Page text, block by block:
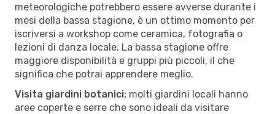
meteorologiche potrebbero essere avverse durante i
mesi della bassa stagione, è un ottimo momento per
iscriversi a workshop come ceramica, fotografia o
lezioni di danza locale. La bassa stagione offre
maggiore disponibilità e gruppi più piccoli, il che
significa che potrai apprendere meglio.
Visita giardini botanici: molti giardini locali hanno
aree coperte e serre che sono ideali da visitare